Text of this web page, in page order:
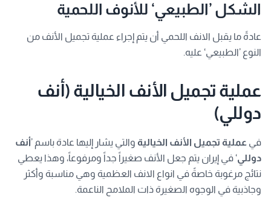
الشكل ’الطبيعي‘ للأنوف اللحمية
عادةً ما يقبل الانف اللحمي أن يتم إجراء عملية تجميل الأنف من
النوع ’الطبيعي‘ عليه.
عملية تجميل الأنف الخيالية (أنف
دوللي)
فيعملية تجميل الأنف الخيالية والتي يشار إليها عادة باسم ’أنف
دوللي‘ في إيران يتم جعل الأنف صغيراً جداً ومرفوعاً، وهذا يعطي
نتائج مرغوبة خاصةً في انواع الانف العظمية وهي مناسبة وأكثر
وجاذبية في الوجوه الصغيرة ذات الملامح الناعمة.